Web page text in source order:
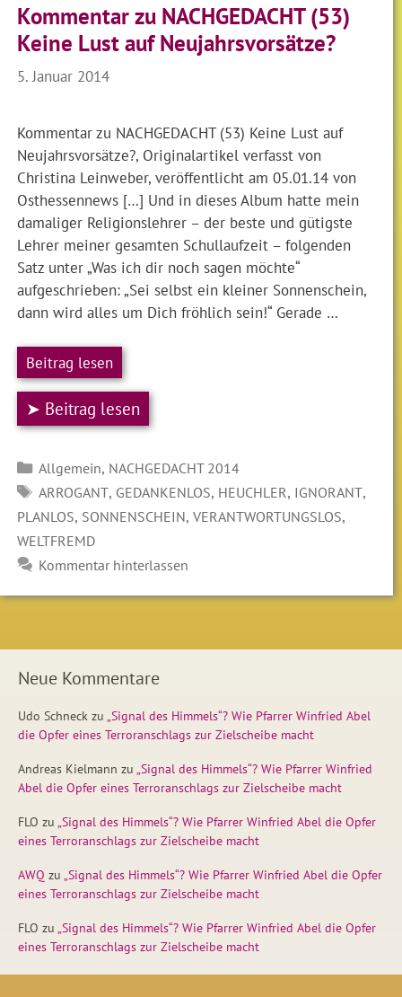
Kommentar zu NACHGEDACHT (53)
Keine Lust auf Neujahrsvorsätze?
5. Januar 2014
Kommentar zu NACHGEDACHT (53) Keine Lust auf
Neujahrsvorsätze?, Originalartikel verfasst von
Christina Leinweber, veröffentlicht am 05.01.14 von
Osthessennews […] Und in dieses Album hatte mein
damaliger Religionslehrer – der beste und gütigste
Lehrer meiner gesamten Schullaufzeit – folgenden
Satz unter „Was ich dir noch sagen möchte“
aufgeschrieben: „Sei selbst ein kleiner Sonnenschein,
dann wird alles um Dich fröhlich sein!“ Gerade …
Beitrag lesen
➤ Beitrag lesen
Kategorien
Allgemein, NACHGEDACHT 2014
SCHLAGWÖRTER
ARROGANT, GEDANKENLOS, HEUCHLER, IGNORANT,
PLANLOS, SONNENSCHEIN,VERANTWORTUNGSLOS,
WELTFREMD
Kommentar hinterlassen
Neue Kommentare
Udo Schneck zu „Signal des Himmels“? Wie Pfarrer Winfried Abel
die Opfer eines Terroranschlags zur Zielscheibe macht
Andreas Kielmann zu „Signal des Himmels“? Wie Pfarrer Winfried
Abel die Opfer eines Terroranschlags zur Zielscheibe macht
FLO zu „Signal des Himmels“? Wie Pfarrer Winfried Abel die Opfer
eines Terroranschlags zur Zielscheibe macht
AWQ zu „Signal des Himmels“? Wie Pfarrer Winfried Abel die Opfer
eines Terroranschlags zur Zielscheibe macht
FLO zu „Signal des Himmels“? Wie Pfarrer Winfried Abel die Opfer
eines Terroranschlags zur Zielscheibe macht